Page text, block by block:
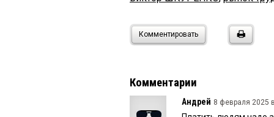
Комментировать
Комментарии
Андрей 8 февраля 2025